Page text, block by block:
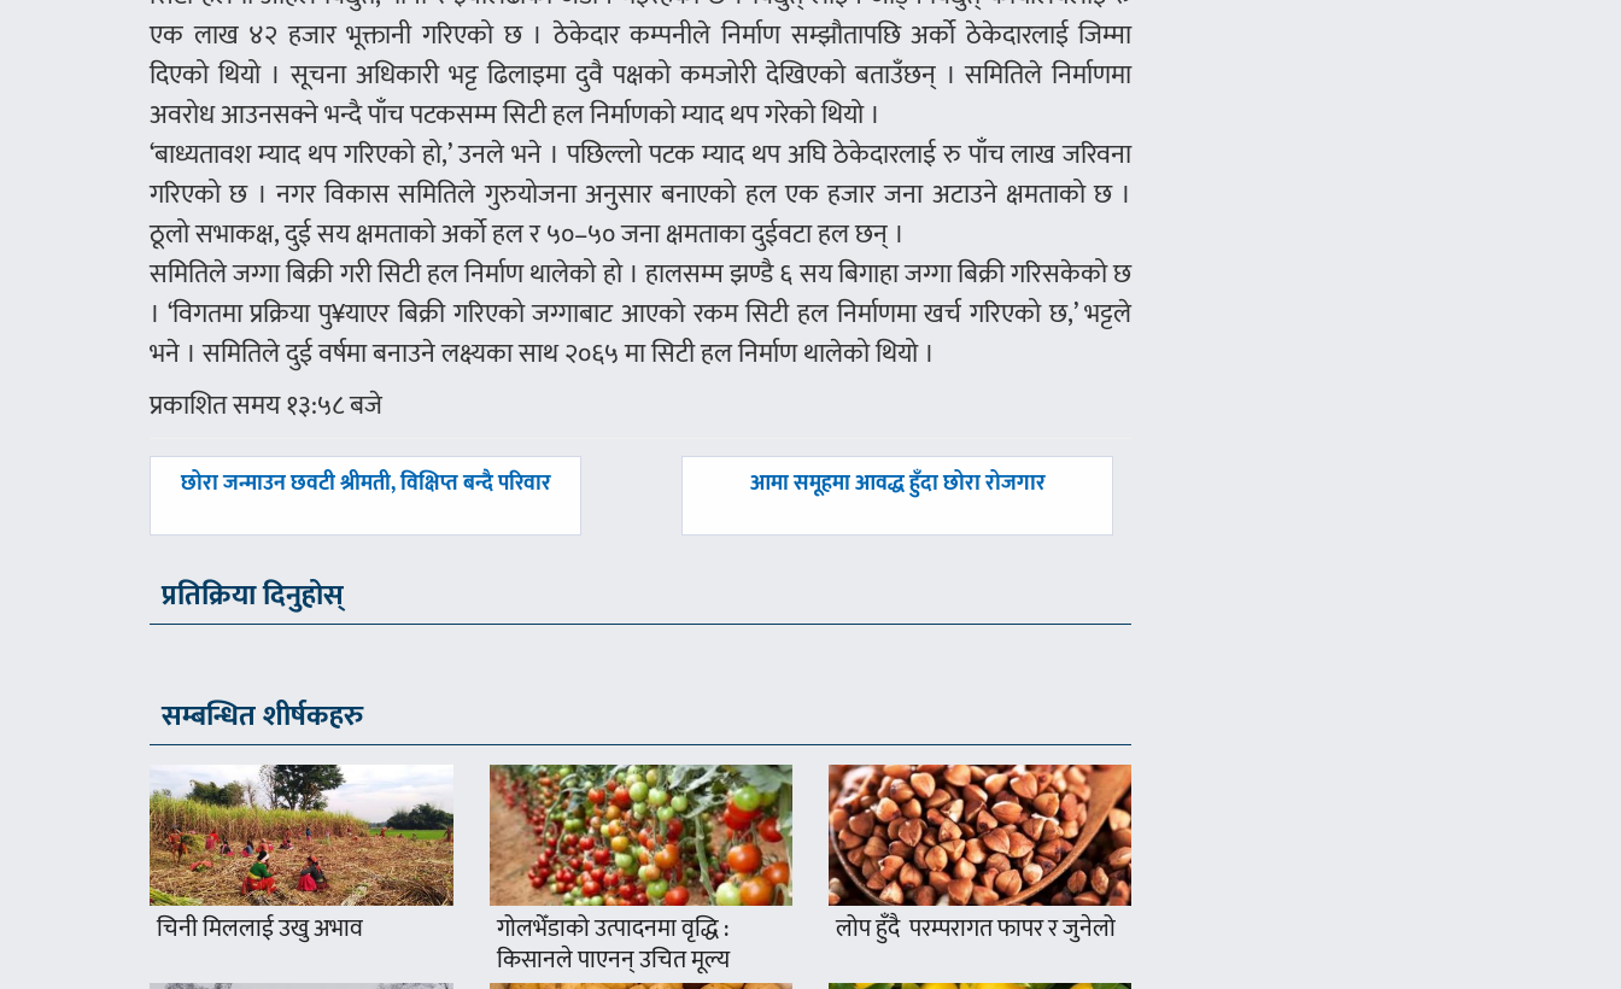
एक लाख ४२ हजार भूक्तानी गरिएको छ । ठेकेदार कम्पनीले निर्माण सम्झौतापछि अर्को ठेकेदारलाई जिम्मा
दिएको थियो । सूचना अधिकारी भट्ट ढिलाइमा दुवै पक्षको कमजोरी देखिएको बताउँछन् । समितिले निर्माणमा
अवरोध आउनसक्ने भन्दै पाँच पटकसम्म सिटी हल निर्माणको म्याद थप गरेको थियो ।
‘बाध्यतावश म्याद थप गरिएको हो,’ उनले भने । पछिल्लो पटक म्याद थप अघि ठेकेदारलाई रु पाँच लाख जरिवना
गरिएको छ । नगर विकास समितिले गुरुयोजना अनुसार बनाएको हल एक हजार जना अटाउने क्षमताको छ ।
ठूलो सभाकक्ष, दुई सय क्षमताको अर्को हल र ५०–५० जना क्षमताका दुईवटा हल छन् ।
समितिले जग्गा बिक्री गरी सिटी हल निर्माण थालेको हो । हालसम्म झण्डै ६ सय बिगाहा जग्गा बिक्री गरिसकेको छ
। ‘विगतमा प्रक्रिया पु¥याएर बिक्री गरिएको जग्गाबाट आएको रकम सिटी हल निर्माणमा खर्च गरिएको छ,’ भट्टले
भने । समितिले दुई वर्षमा बनाउने लक्ष्यका साथ २०६५ मा सिटी हल निर्माण थालेको थियो ।
प्रकाशित समय १३:५८ बजे
पछिल्लाे
छोरा जन्माउन छवटी श्रीमती, विक्षिप्त बन्दै परिवार
अघिल्लाे
आमा समूहमा आवद्ध हुँदा छोरा रोजगार
प्रतिक्रिया दिनुहोस्
सम्बन्धित शीर्षकहरु
चिनी मिललाई उखु अभाव गोलभेँडाको उत्पादनमा वृद्धि :
किसानले पाएनन् उचित मूल्य
लोप हुँदै परम्परागत फापर र जुनेलो